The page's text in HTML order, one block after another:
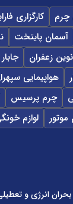
چرم کارگزاری
آسمان پایتخت
نوین زعفران جابار
هواپیمایی
چرم پرسیس
موتور لوازم
انرژی و تعطیلی